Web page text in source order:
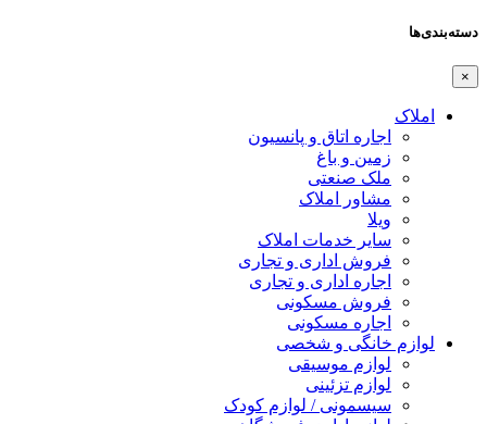
دسته‌بندی‌ها
×
املاک
اجاره اتاق و پانسیون
زمین و باغ
ملک صنعتی
مشاور املاک
ویلا
سایر خدمات املاک
فروش اداری و تجاری
اجاره اداری و تجاری
فروش مسکونی
اجاره مسکونی
لوازم خانگی و شخصی
لوازم موسیقی
لوازم تزئینی
سیسمونی / لوازم کودک